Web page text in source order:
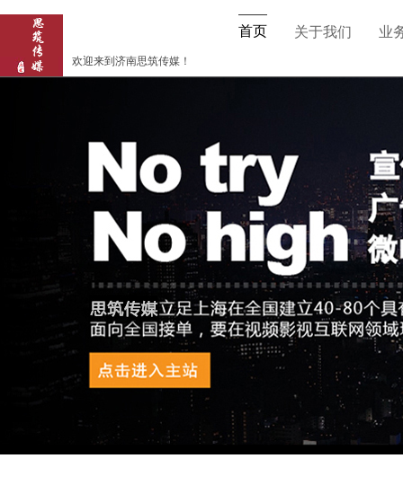
首页 关于我们 业
欢迎来到济南思筑传媒！
济南思筑传媒，致力于通过各类商业平面拍摄的拍摄及制作